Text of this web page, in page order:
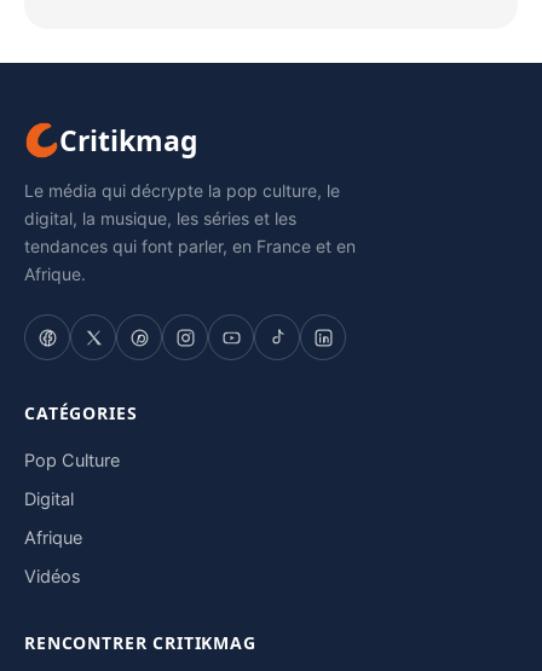
Critikmag
Le média qui décrypte la pop culture, le
digital, la musique, les séries et les
tendances qui font parler, en France et en
Afrique.
CATÉGORIES
Pop Culture
Digital
Afrique
Vidéos
RENCONTRER CRITIKMAG